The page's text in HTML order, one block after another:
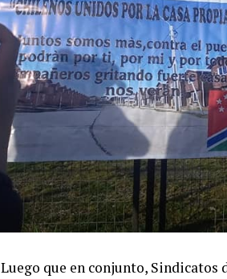
Luego que en conjunto, Sindicatos